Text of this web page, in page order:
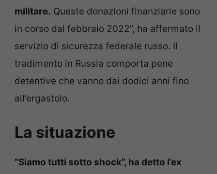
militare. Queste donazioni finanziarie sono
in corso dal febbraio 2022”, ha affermato il
servizio di sicurezza federale russo. Il
tradimento in Russia comporta pene
detentive che vanno dai dodici anni fino
all’ergastolo.
La situazione
“Siamo tutti sotto shock”, ha detto l’ex